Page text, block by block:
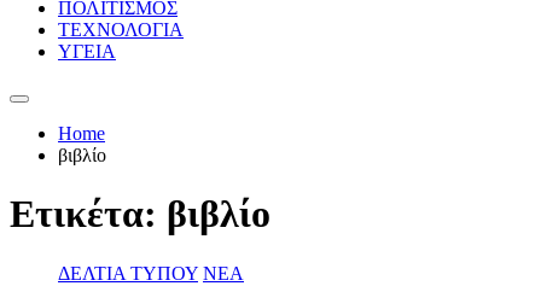
ΠΟΛΙΤΙΣΜΟΣ
ΤΕΧΝΟΛΟΓΙΑ
ΥΓΕΙΑ
Home
βιβλίο
Ετικέτα: βιβλίο
ΔΕΛΤΙΑ ΤΥΠΟΥ ΝΕΑ